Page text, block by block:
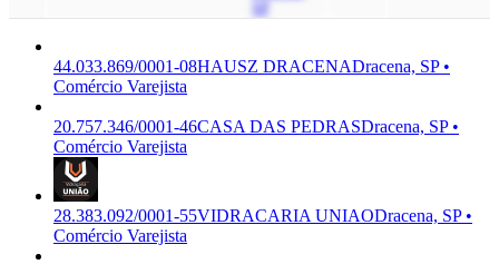
44.033.869/0001-08HAUSZ DRACENADracena, SP •
Comércio Varejista
20.757.346/0001-46CASA DAS PEDRASDracena, SP •
Comércio Varejista
28.383.092/0001-55VIDRACARIA UNIAODracena, SP •
Comércio Varejista